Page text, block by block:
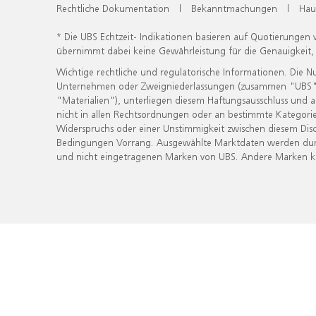
Rechtliche Dokumentation | Bekanntmachungen |
* Die UBS Echtzeit- Indikationen basieren auf
übernimmt dabei keine Gewährleistung für die
Wichtige rechtliche und regulatorische Informationen. Die
Unternehmen oder Zweigniederlassungen (zusammen
"Materialien"), unterliegen diesem Haftungsausschluss
nicht in allen Rechtsordnungen oder an bestimmte
Widerspruchs oder einer Unstimmigkeit zwischen diesem
Bedingungen Vorrang. Ausgewählte Marktdaten werden
und nicht eingetragenen Marken von UBS. Andere Marken